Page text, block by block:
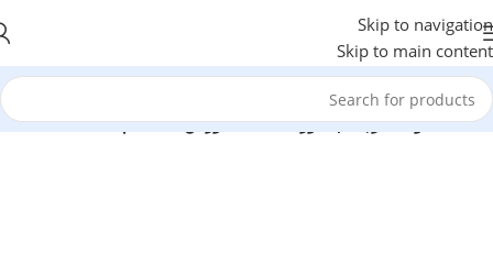
Skip to navigation
Skip to main content
خانه/محصولات برچسب خورده “قیمت دوربین ahd دام”